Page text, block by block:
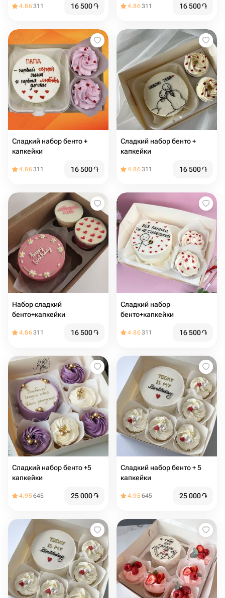
4.86311 16 500֏ 4.86311 16 500֏
Сладкий набор бенто +
капкейки
4.86311 16 500֏
Сладкий набор бенто +
капкейки
4.86311 16 500֏
Набор сладкий
бенто+капкейки
4.86311 16 500֏
Сладкий набор
бенто+капкейки
4.86311 16 500֏
Сладкий набор бенто +5
капкейки
4.95645 25 000֏
Сладкий набор бенто + 5
капкейки
4.95645 25 000֏